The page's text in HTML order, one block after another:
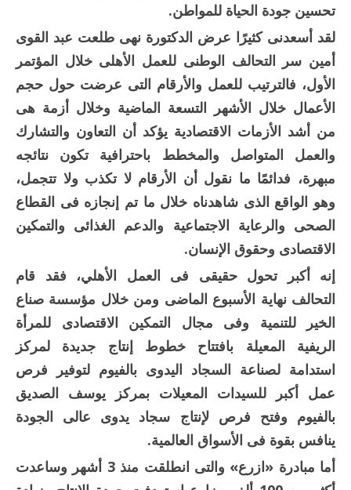
تحسين جودة الحياة للمواطن.
لقد أسعدنى كثيرًا عرض الدكتورة نهى طلعت عبد القوى
أمين سر التحالف الوطنى للعمل الأهلى خلال المؤتمر
الأول، فالترتيب للعمل والأرقام التى عرضت حول حجم
الأعمال خلال الأشهر التسعة الماضية وخلال أزمة هى
من أشد الأزمات الاقتصادية يؤكد أن التعاون والتشارك
والعمل المتواصل والمخطط باحترافية تكون نتائجه
مبهرة، فدائمًا ما نقول أن الأرقام لا تكذب ولا تتجمل،
وهو الواقع الذى شاهدناه خلال ما تم إنجازه فى القطاع
الصحى والرعاية الاجتماعية والدعم الغذائى والتمكين
الاقتصادى وحقوق الإنسان.
إنه أكبر تحول حقيقى فى العمل الأهلي، فقد قام
التحالف نهاية الأسبوع الماضى ومن خلال مؤسسة صناع
الخير للتنمية وفى مجال التمكين الاقتصادى للمرأة
الريفية المعيلة بافتتاح خطوط إنتاج جديدة لمركز
استدامة لصناعة السجاد اليدوى بالفيوم لتوفير فرص
عمل أكبر للسيدات المعيلات بمركز يوسف الصديق
بالفيوم وفتح فرص لإنتاج سجاد يدوى عالى الجودة
ينافس بقوة فى الأسواق العالمية.
أما مبادرة «ازرع» والتى انطلقت منذ 3 أشهر وساعدت